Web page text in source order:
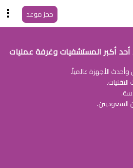
حجز موعد
أحد أكبر المستشفيات وغرفة عمليات
الأجهزة عالمياً.
السعوديين.